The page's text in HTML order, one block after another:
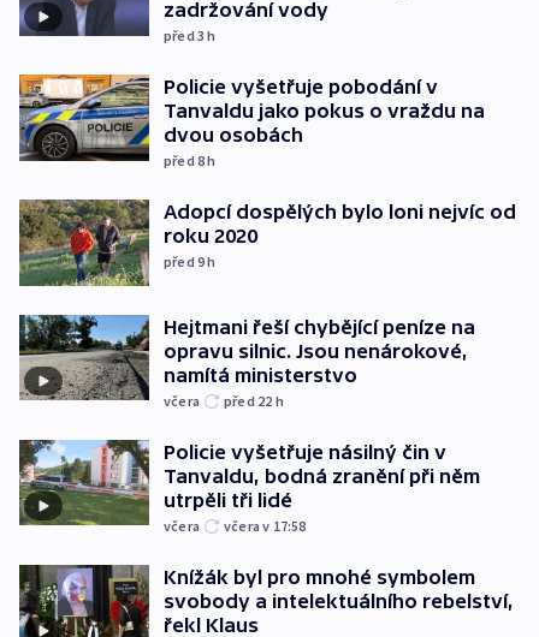
zadržování vody
před 3h
Policie vyšetřuje pobodání v
Tanvaldu jako pokus o vraždu na
dvou osobách
před 8h
Adopcí dospělých bylo loni nejvíc od
roku 2020
před 9h
Hejtmani řeší chybějící peníze na
opravu silnic. Jsou nenárokové,
namítá ministerstvo
včera před 22 h
Policie vyšetřuje násilný čin v
Tanvaldu, bodná zranění při něm
utrpěli tři lidé
včera včera v 17:58
Knížák byl pro mnohé symbolem
svobody a intelektuálního rebelství,
řekl Klaus